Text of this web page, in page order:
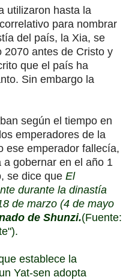
utilizaron hasta la
para nombrar
del país, la Xia, se
2070 antes de Cristo y
que el país ha
Sin embargo la
según el tiempo en
emperadores de la
ese emperador fallecía,
gobernar en el año 1
se dice que El
durante la dinastía
de marzo (4 de mayo
de Shunzi.(Fuente:
establece la
Yat-sen adopta